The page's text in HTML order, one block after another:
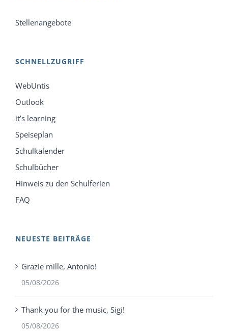
Stellenangebote
SCHNELLZUGRIFF
WebUntis
Outlook
it’s learning
Speiseplan
Schulkalender
Schulbücher
Hinweis zu den Schulferien
FAQ
NEUESTE BEITRÄGE
Grazie mille, Antonio!
05/08/2026
Thank you for the music, Sigi!
05/08/2026